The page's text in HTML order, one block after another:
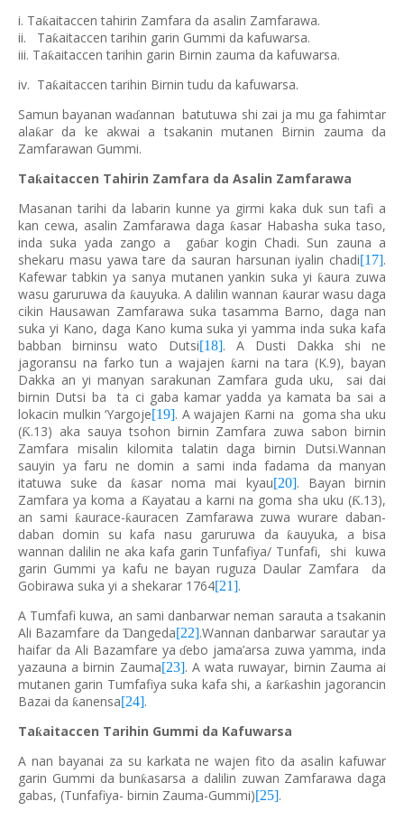
i. Taƙaitaccen tahirin Zamfara da asalin Zamfarawa.
ii. Taƙaitaccen tarihin garin Gummi da kafuwarsa.
iii. Taƙaitaccen tarihin garin Birnin zauma da kafuwarsa.
iv. Taƙaitaccen tarihin Birnin tudu da kafuwarsa.
Samun bayanan waɗannan batutuwa shi zai ja mu ga fahimtar
alaƙar da ke akwai a tsakanin mutanen Birnin zauma da
Zamfarawan Gummi.
Taƙaitaccen Tahirin Zamfara da Asalin Zamfarawa
Masanan tarihi da labarin kunne ya girmi kaka duk sun tafi a
kan cewa, asalin Zamfarawa daga ƙasar Habasha suka taso,
inda suka yada zango a gaɓar kogin Chadi. Sun zauna a
shekaru masu yawa tare da sauran harsunan iyalin chadi[17].
Kafewar tabkin ya sanya mutanen yankin suka yiƙaura zuwa
wasu garuruwa da ƙauyuka. A dalilin wannan ƙaurar wasu daga
cikin Hausawan Zamfarawa suka tasamma Barno, daga nan
suka yi Kano, daga Kano kuma suka yi yamma inda suka kafa
babban birninsu wato Dutsi[18]. A Dusti Dakka shi ne
jagoransu na farko tun a wajajen ƙarni na tara (K.9), bayan
Dakka an yi manyan sarakunan Zamfara guda uku, sai dai
birnin Dutsi ba ta ci gaba kamar yadda ya kamata ba sai a
lokacin mulkin ‘Yargoje[19]. A wajajenƘarni na goma sha uku
(Ƙ.13) aka sauya tsohon birnin Zamfara zuwa sabon birnin
Zamfara misalin kilomita talatin daga birnin Dutsi.Wannan
sauyin ya faru ne domin a sami inda fadama da manyan
itatuwa suke da ƙasar noma mai kyau[20]. Bayan birnin
Zamfara ya koma a Ƙayatau a karni na goma sha uku (Ƙ.13),
an sami ƙaurace-ƙauracen Zamfarawa zuwa wurare daban-
daban domin su kafa nasu garuruwa daƙauyuka, a bisa
wannan dalilin ne aka kafa garin Tunfafiya/ Tunfafi, shi kuwa
garin Gummi ya kafu ne bayan ruguza Daular Zamfara da
Gobirawa suka yi a shekarar 1764[21].
A Tumfafi kuwa, an sami danbarwar neman sarauta a tsakanin
Ali Bazamfare da Ɗangeda[22].Wannan danbarwar sarautar ya
haifar da Ali Bazamfare yaɗebo jama’arsa zuwa yamma, inda
yazauna a birnin Zauma[23]. A wata ruwayar, birnin Zauma ai
mutanen garin Tumfafiya suka kafa shi, a ƙarƙashin jagorancin
Bazai da ƙanensa[24].
Taƙaitaccen Tarihin Gummi da Kafuwarsa
A nan bayanai za su karkata ne wajen fito da asalin kafuwar
garin Gummi da bunƙasarsa a dalilin zuwan Zamfarawa daga
gabas, (Tunfafiya- birnin Zauma-Gummi)[25].